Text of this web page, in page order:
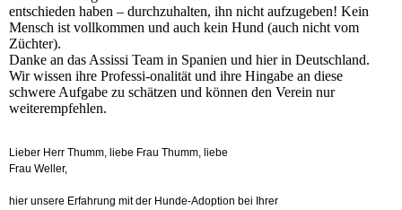
entschieden haben – durchzuhalten, ihn nicht aufzugeben! Kein
Mensch ist vollkommen und auch kein Hund (auch nicht vom
Züchter).
Danke an das Assissi Team in Spanien und hier in Deutschland.
Wir wissen ihre Professi-onalität und ihre Hingabe an diese
schwere Aufgabe zu schätzen und können den Verein nur
weiterempfehlen.
Lieber Herr Thumm, liebe Frau Thumm, liebe
Frau Weller,
hier unsere Erfahrung mit der Hunde-Adoption bei Ihrer